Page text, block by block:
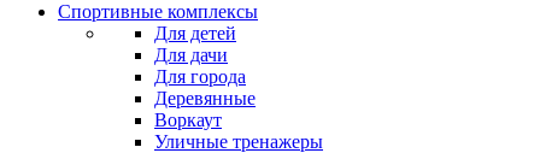
Спортивные комплексы
Для детей
Для дачи
Для города
Деревянные
Воркаут
Уличные тренажеры